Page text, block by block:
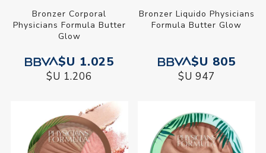
Bronzer Corporal
Physicians Formula Butter
Glow
$U 1.025
$U 1.206
Bronzer Liquido Physicians
Formula Butter Glow
$U 805
$U 947